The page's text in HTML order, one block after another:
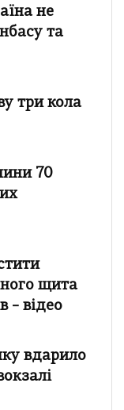
не
та
три кола
70
щита
– відео
вдарило